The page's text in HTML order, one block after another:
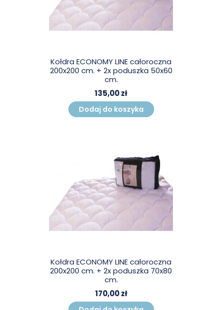
Kołdra ECONOMY LINE całoroczna
200x200 cm. + 2x poduszka 50x60
cm.
135,00 zł
Dodaj do koszyka
Kołdra ECONOMY LINE całoroczna
200x200 cm. + 2x poduszka 70x80
cm.
170,00 zł